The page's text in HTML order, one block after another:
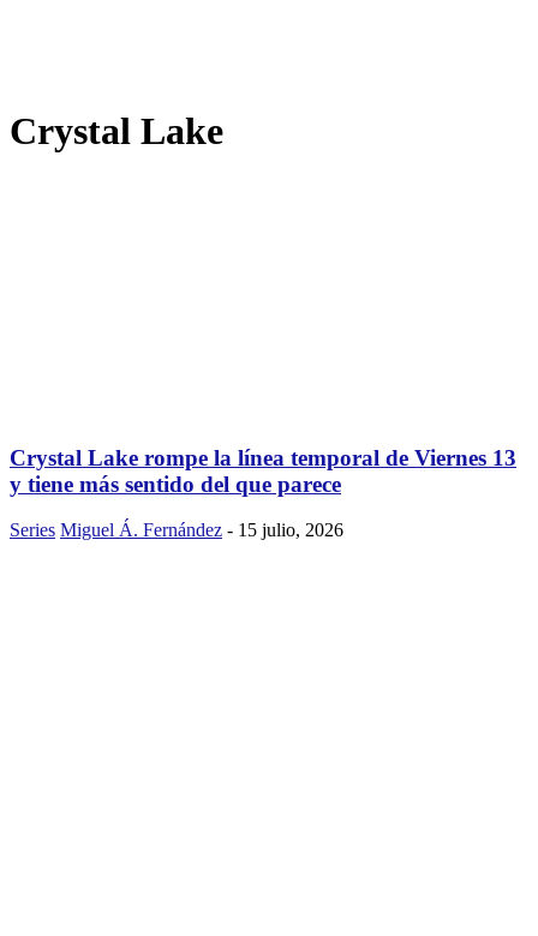
Crystal Lake
Crystal Lake rompe la línea temporal de Viernes 13
y tiene más sentido del que parece
Series Miguel Á. Fernández - 15 julio, 2026